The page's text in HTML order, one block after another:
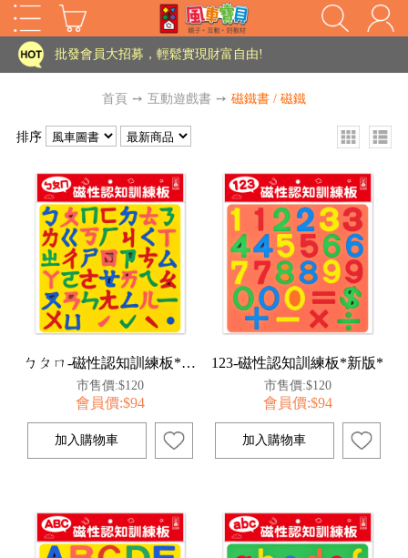
HOT
家長樂了!「風車書版集團暨FOOD超人企業總部」目前正興建中!
批發會員大招募，輕鬆實現財富自由!
老師您好!!幼教會員火熱招募中~
家長樂了!「風車書版集團暨FOOD超人企業總部」目前正興建中!
批發會員大招募，輕鬆實現財富自由!
老師您好!!幼教會員火熱招募中~
首頁 ➙ 互動遊戲書 ➙ 磁鐵書 / 磁鐵
排序
ㄅㄆㄇ-磁性認知訓練板*新版*
市售價:$120
會員價:$94
123-磁性認知訓練板*新版*
市售價:$120
會員價:$94